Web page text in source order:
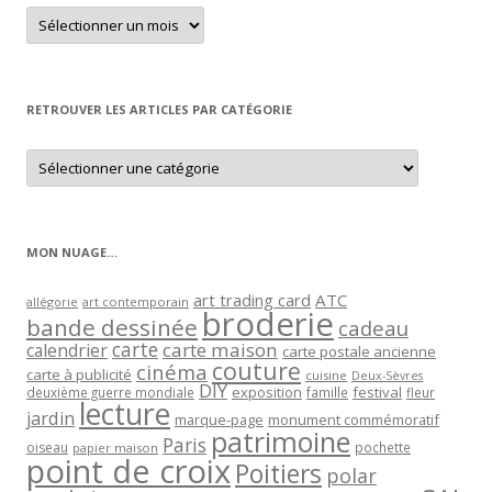
Retrouver
un
article
RETROUVER LES ARTICLES PAR CATÉGORIE
Retrouver
les
articles
MON NUAGE…
allégorie art contemporain art trading card ATC
bande dessinée broderie cadeau
calendriercartecarte maison carte postale ancienne
carte à publicité cinéma couture cuisine Deux-Sèvres
deuxième guerre mondiale DIY exposition famille festival fleur
jardin lecture marque-page monument commémoratif
oiseau papier maison Paris patrimoine pochette
point de croixPoitiers polar